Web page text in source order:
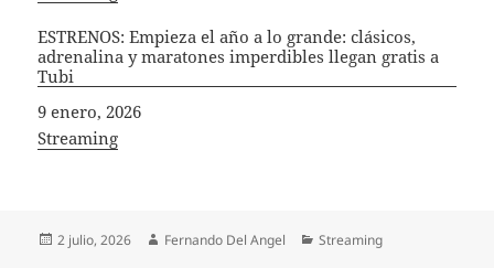
ESTRENOS: Empieza el año a lo grande: clásicos,
adrenalina y maratones imperdibles llegan gratis a
Tubi
Fecha
9 enero, 2026
In relation to
Streaming
Publicado
2 julio, 2026 Autor
Fernando Del Angel Categorías
Streaming